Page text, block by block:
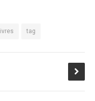
livres tag